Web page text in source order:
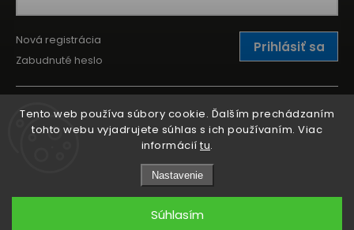
Tento web používa súbory cookie. Ďalším prechádzaním
tohto webu vyjadrujete súhlas s ich používaním. Viac
informácií tu.
Nastavenie
Súhlasím
Prihlásiť sa
Nová registrácia
Zabudnuté heslo